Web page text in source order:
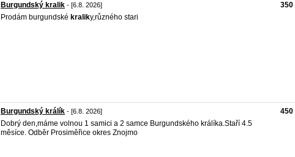
Burgundský kralik - [6.8. 2026]
Prodám burgundské kraliky,různého stari
350
Burgundský králík - [6.8. 2026]
Dobrý den,máme volnou 1 samici a 2 samce Burgundského králíka.Staří 4.5
měsíce. Odběr Prosiměřice okres Znojmo
450